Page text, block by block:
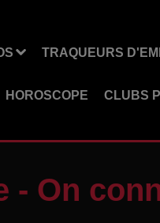
TRAQUEURS
HOROSCOPE CLUBS
- On